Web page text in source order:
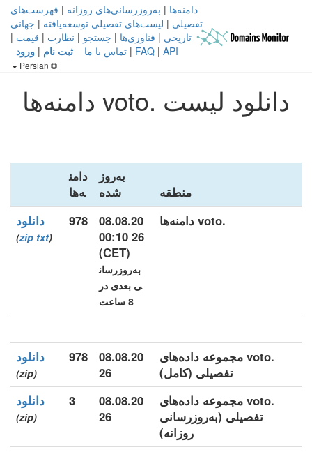
دامنه‌ها | به‌روزرسانی‌های روزانه | فهرست‌های
تفصیلی | لیست‌های تفصیلی توسعه‌یافته | جهانی
تاریخی | فناوری‌ها | جستجو | نظارت | قیمت |
FAQ | API
| تماس با ما ثبت نام | ورود
دانلود لیست .voto دامنه‌ها
منطقه
به‌روز
شده
دامن
ه‌ها
.voto دامنه‌ها
08.08.20
26 00:10
(CET)
به‌روزرسان
ی بعدی در
8 ساعت
978 دانلود
(
zip txt
)
.voto مجموعه داده‌های
تفصیلی (کامل)
08.08.20
26
978 دانلود
(zip)
.voto مجموعه داده‌های
تفصیلی (به‌روزرسانی
روزانه)
08.08.20
26
3 دانلود
(zip)